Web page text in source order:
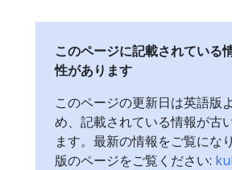
このページに記載されている
性があります
このページの更新日は英語版
め、記載されている情報が古
ます。最新の情報をご覧にな
版のページをご覧ください: